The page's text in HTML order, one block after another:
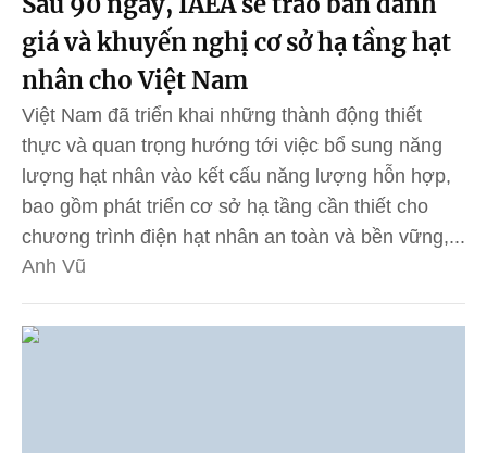
giá và khuyến nghị cơ sở hạ tầng hạt
nhân cho Việt Nam
Việt Nam đã triển khai những thành động thiết
thực và quan trọng hướng tới việc bổ sung năng
lượng hạt nhân vào kết cấu năng lượng hỗn hợp,
bao gồm phát triển cơ sở hạ tầng cần thiết cho
chương trình điện hạt nhân an toàn và bền vững,...
Anh Vũ